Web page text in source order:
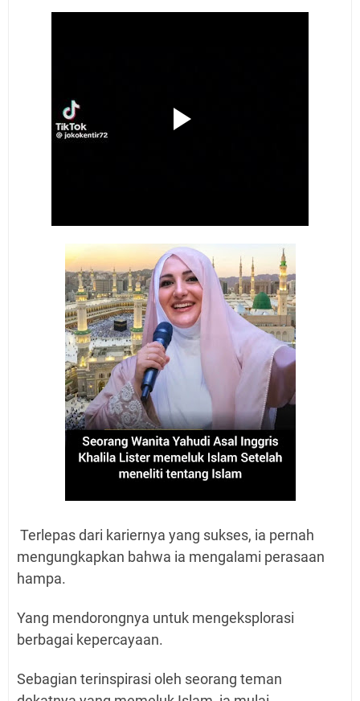
Terlepas dari kariernya yang sukses, ia pernah
mengungkapkan bahwa ia mengalami perasaan
hampa.
Yang mendorongnya untuk mengeksplorasi
berbagai kepercayaan.
Sebagian terinspirasi oleh seorang teman